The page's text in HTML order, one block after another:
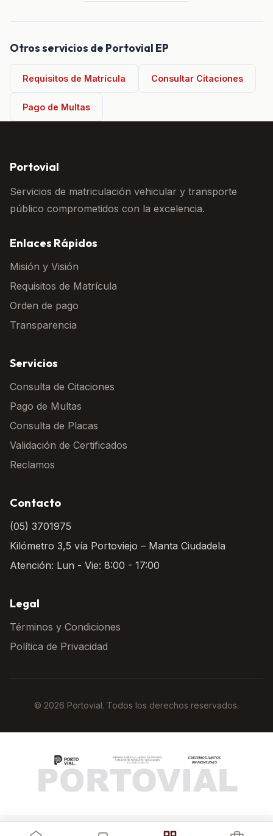
Otros servicios de Portovial EP
Requisitos de Matrícula Consultar Citaciones
Pago de Multas
Portovial
Servicios de matriculación vehicular y transporte
público comprometidos con la excelencia.
Enlaces Rápidos
Misión y Visión
Requisitos de Matrícula
Orden de pago
Transparencia
Servicios
Consulta de Citaciones
Pago de Multas
Consulta de Placas
Validación de Certificados
Reclamos
Contacto
(05) 3701975
Kilómetro 3,5 vía Portoviejo – Manta Ciudadela
Atención: Lun - Vie: 8:00 - 17:00
Legal
Términos y Condiciones
Política de Privacidad
© 2026 Portovial. Todos los derechos reservados.